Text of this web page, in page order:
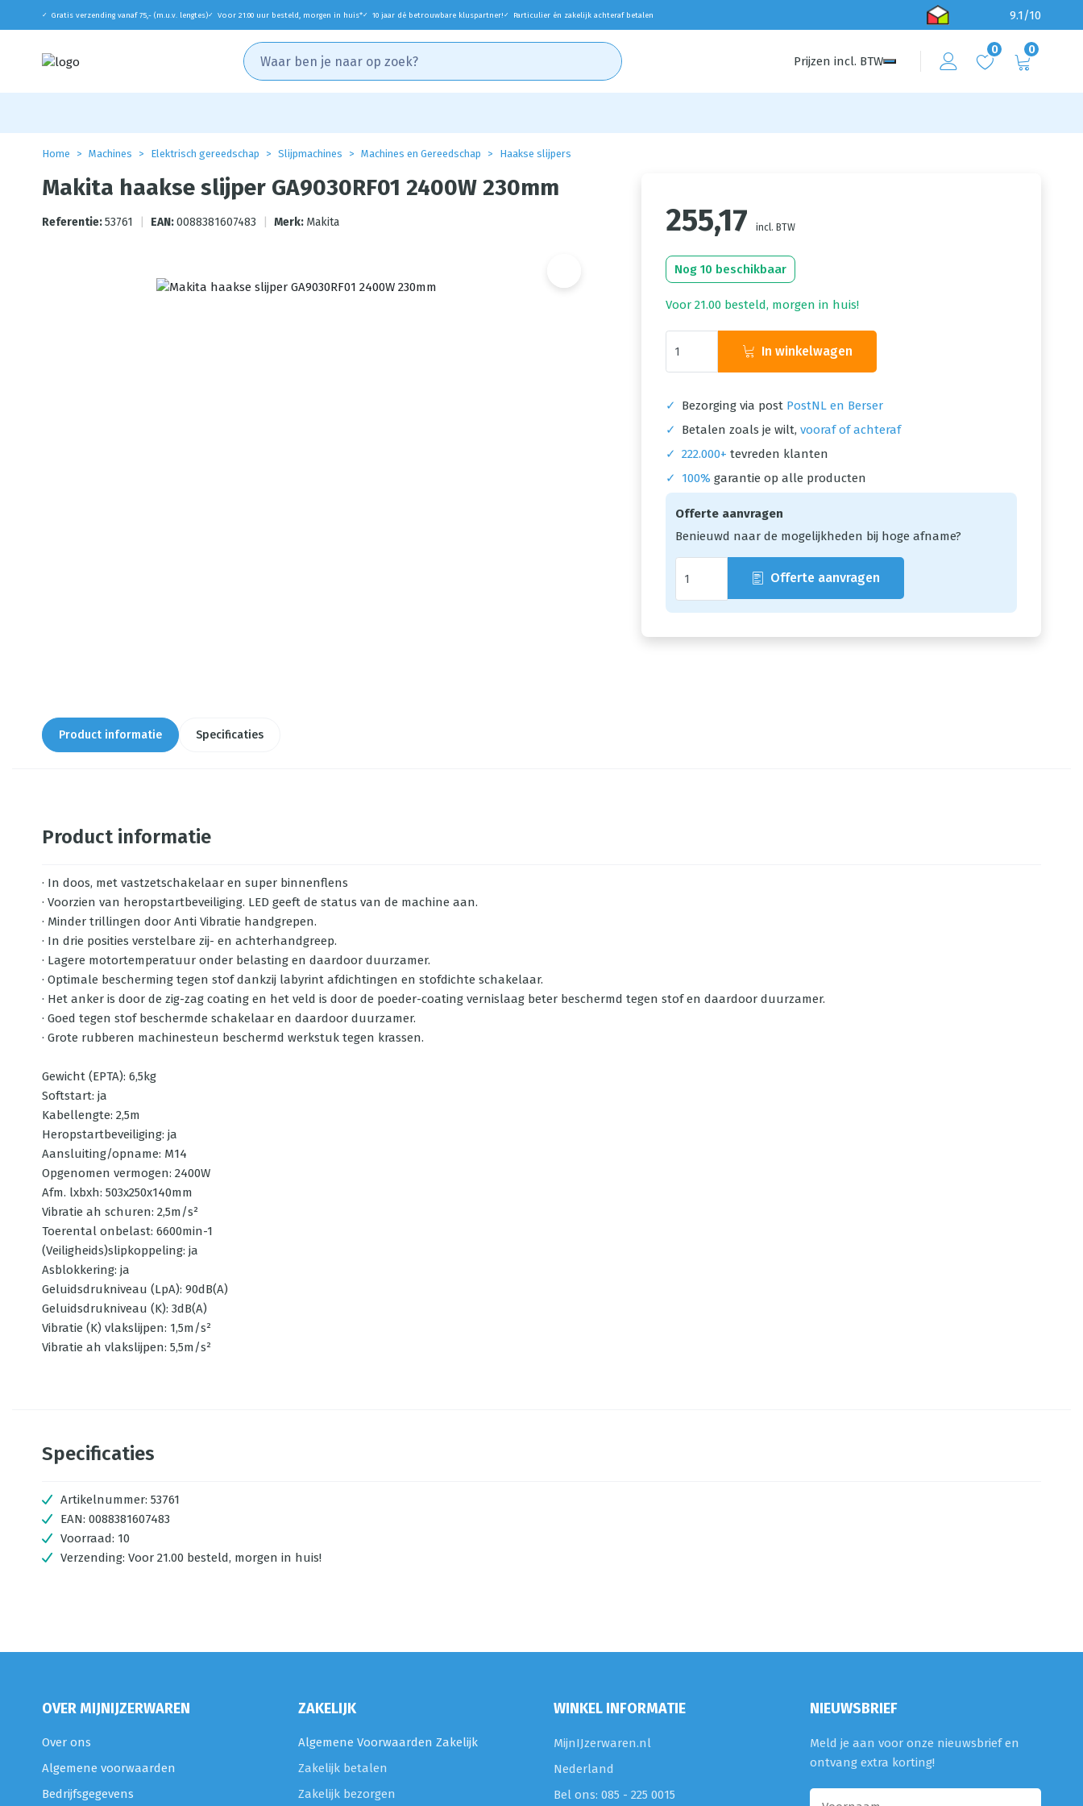
✓ Gratis verzending vanaf 75,- (m.u.v. lengtes)✓ Voor 21:00 uur besteld, morgen in huis*✓ 10 jaar dé betrouwbare kluspartner! ✓ Particulier én zakelijk achteraf betalen 9.1/10
Prijzen incl. BTW
0 0
Home Machines Elektrisch gereedschap Slijpmachines Machines en Gereedschap Haakse slijpers
Makita haakse slijper GA9030RF01 2400W 230mm
Referentie:53761 EAN:0088381607483 Merk: Makita 255,17 incl. BTW
Nog 10 beschikbaar
Voor 21.00 besteld, morgen in huis!
In winkelwagen
✓ Bezorging via post PostNL en Berser
✓
Betalen zoals je wilt, vooraf of achteraf
✓ 222.000+ tevreden klanten
✓
100% garantie op alle producten
Offerte aanvragen
Benieuwd naar de mogelijkheden bij hoge afname?
Offerte aanvragen
Product informatie Specificaties
Product informatie
· In doos, met vastzetschakelaar en super binnenflens
· Voorzien van heropstartbeveiliging. LED geeft de status van de machine aan.
· Minder trillingen door Anti Vibratie handgrepen.
· In drie posities verstelbare zij- en achterhandgreep.
· Lagere motortemperatuur onder belasting en daardoor duurzamer.
· Optimale bescherming tegen stof dankzij labyrint afdichtingen en stofdichte schakelaar.
· Het anker is door de zig-zag coating en het veld is door de poeder-coating vernislaag beter beschermd tegen stof en daardoor duurzamer.
· Goed tegen stof beschermde schakelaar en daardoor duurzamer.
· Grote rubberen machinesteun beschermd werkstuk tegen krassen.
Gewicht (EPTA): 6,5kg
Softstart: ja
Kabellengte: 2,5m
Heropstartbeveiliging: ja
Aansluiting/opname: M14
Opgenomen vermogen: 2400W
Afm. lxbxh: 503x250x140mm
Vibratie ah schuren: 2,5m/s²
Toerental onbelast: 6600min-1
(Veiligheids)slipkoppeling: ja
Asblokkering: ja
Geluidsdrukniveau (LpA): 90dB(A)
Geluidsdrukniveau (K): 3dB(A)
Vibratie (K) vlakslijpen: 1,5m/s²
Vibratie ah vlakslijpen: 5,5m/s²
Specificaties
Artikelnummer: 53761
EAN: 0088381607483
Voorraad: 10
Verzending: Voor 21.00 besteld, morgen in huis!
OVER MIJNIJZERWAREN
Over ons
Algemene voorwaarden
Bedrijfsgegevens
ZAKELIJK
Algemene Voorwaarden Zakelijk
Zakelijk betalen
Zakelijk bezorgen
WINKEL INFORMATIE
MijnIJzerwaren.nl
Nederland
Bel ons: 085 - 225 0015
NIEUWSBRIEF
Meld je aan voor onze nieuwsbrief en
ontvang extra korting!